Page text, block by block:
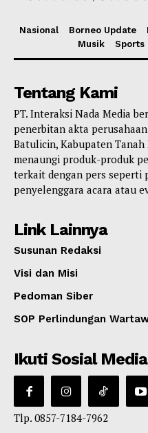
Nasional Borneo Update
Musik
Sports
Tentang Kami
PT. Interaksi Nada Media
penerbitan akta
Batulicin, Kabupaten Tanah
menaungi produk-produk
terkait dengan pers seperti
penyelenggara acara atau
Link Lainnya
Susunan Redaksi
Visi dan Misi
Pedoman Siber
SOP Perlindungan
Ikuti Sosial
Tlp. 0857-7184-7962